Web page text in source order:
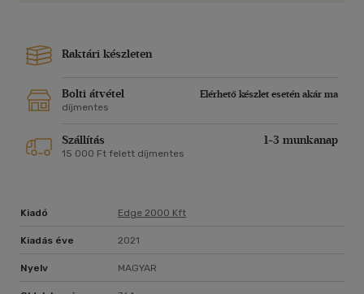
rejtelmeiben.Raktári készleten
Bolti átvétel
Elérhető készlet esetén akár ma
díjmentes
Szállítás 1-3 munkanap
15 000 Ft felett díjmentes
Kiadó Edge 2000 Kft
Kiadás éve 2021
Nyelv MAGYAR